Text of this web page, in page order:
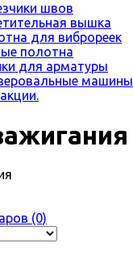
швов
вышка
для виброреек
полотна
для арматуры
машины
(0)